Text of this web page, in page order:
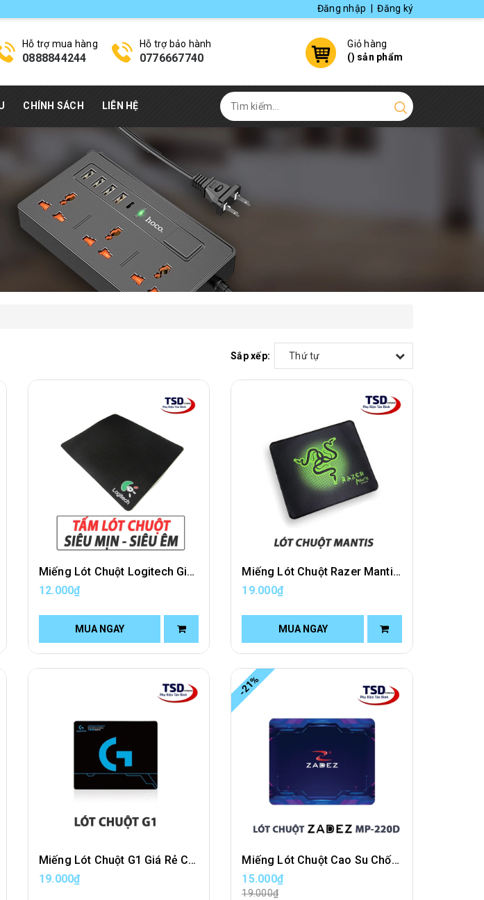
Đăng nhập Đăng ký
Hỗ trợ mua hàng
0888844244
Hỗ trợ bảo hành
0776667740
Giỏ hàng
() sản phẩm
CHÍNH SÁCH LIÊN HỆ
Sắp xếp: Thứ tự
Miếng Lót Chuột Logitech Giá Rẻ
12.000₫
MUA NGAY
Miếng Lót Chuột Razer Mantis Giá Rẻ Cho Game Thủ
19.000₫
MUA NGAY
Miếng Lót Chuột G1 Giá Rẻ Cho Game Thủ
19.000₫
-21%
Miếng Lót Chuột Cao Su Chống Trượt Zadez MP-220D
15.000₫
19.000₫